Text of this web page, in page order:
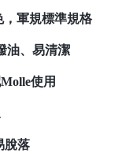
軍規標準規格
油、易清潔
使用
脫落